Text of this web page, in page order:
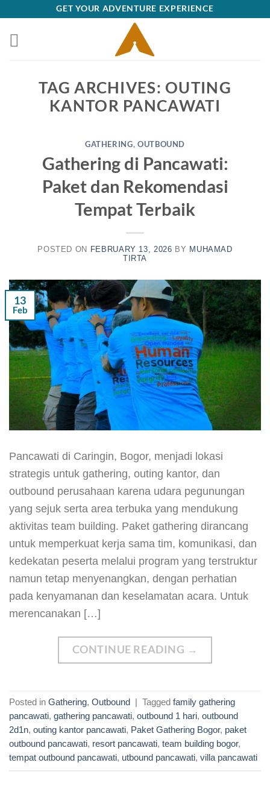
content
GET YOUR ADVENTURE EXPERIENCE
TAG ARCHIVES: OUTING
KANTOR PANCAWATI
GATHERING, OUTBOUND
Gathering di Pancawati:
Paket dan Rekomendasi
Tempat Terbaik
POSTED ON FEBRUARY 13, 2026 BY MUHAMAD
TIRTA
13
Feb
Pancawati di Caringin, Bogor, menjadi lokasi
strategis untuk gathering, outing kantor, dan
outbound perusahaan karena udara pegunungan
yang sejuk serta area terbuka yang mendukung
aktivitas team building. Paket gathering dirancang
untuk memperkuat kerja sama tim, komunikasi, dan
kedekatan peserta melalui program yang terstruktur
namun tetap menyenangkan, dengan perhatian
pada kenyamanan dan keselamatan acara. Untuk
merencanakan […]
CONTINUE READING →
Posted in Gathering, Outbound Tagged family gathering
pancawati, gathering pancawati, outbound 1 hari, outbound
2d1n, outing kantor pancawati, Paket Gathering Bogor, paket
outbound pancawati, resort pancawati, team building bogor,
tempat outbound pancawati, utbound pancawati, villa pancawati